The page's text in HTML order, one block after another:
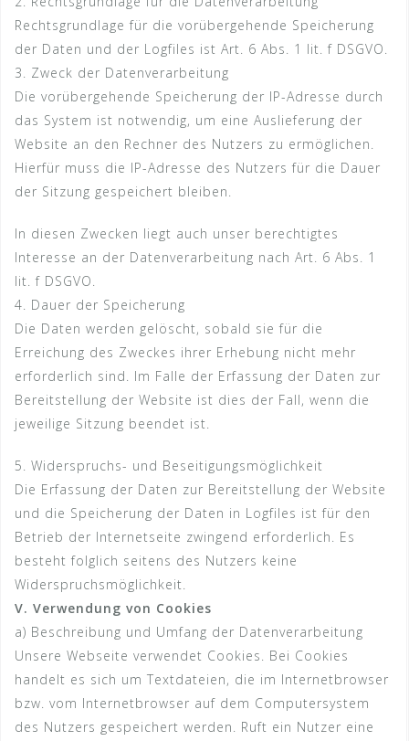
Rechtsgrundlage für die vorübergehende Speicherung
der Daten und der Logfiles ist Art. 6 Abs. 1 lit. f DSGVO.
3. Zweck der Datenverarbeitung
Die vorübergehende Speicherung der IP-Adresse durch
das System ist notwendig, um eine Auslieferung der
Website an den Rechner des Nutzers zu ermöglichen.
Hierfür muss die IP-Adresse des Nutzers für die Dauer
der Sitzung gespeichert bleiben.
In diesen Zwecken liegt auch unser berechtigtes
Interesse an der Datenverarbeitung nach Art. 6 Abs. 1
lit. f DSGVO.
4. Dauer der Speicherung
Die Daten werden gelöscht, sobald sie für die
Erreichung des Zweckes ihrer Erhebung nicht mehr
erforderlich sind. Im Falle der Erfassung der Daten zur
Bereitstellung der Website ist dies der Fall, wenn die
jeweilige Sitzung beendet ist.
5. Widerspruchs- und Beseitigungsmöglichkeit
Die Erfassung der Daten zur Bereitstellung der Website
und die Speicherung der Daten in Logfiles ist für den
Betrieb der Internetseite zwingend erforderlich. Es
besteht folglich seitens des Nutzers keine
Widerspruchsmöglichkeit.
V. Verwendung von Cookies
a) Beschreibung und Umfang der Datenverarbeitung
Unsere Webseite verwendet Cookies. Bei Cookies
handelt es sich um Textdateien, die im Internetbrowser
bzw. vom Internetbrowser auf dem Computersystem
des Nutzers gespeichert werden. Ruft ein Nutzer eine